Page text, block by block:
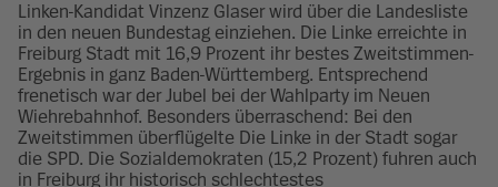
Linken-Kandidat Vinzenz Glaser wird über die Landesliste
in den neuen Bundestag einziehen. Die Linke erreichte in
Freiburg Stadt mit 16,9 Prozent ihr bestes Zweitstimmen-
Ergebnis in ganz Baden-Württemberg. Entsprechend
frenetisch war der Jubel bei der Wahlparty im Neuen
Wiehrebahnhof. Besonders überraschend: Bei den
Zweitstimmen überflügelte Die Linke in der Stadt sogar
die SPD. Die Sozialdemokraten (15,2 Prozent) fuhren auch
in Freiburg ihr historisch schlechtestes